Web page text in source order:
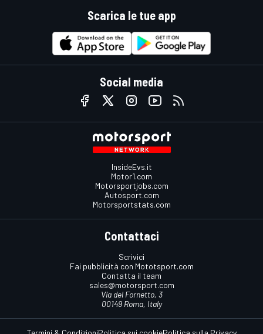
Scarica le tue app
Social media
InsideEvs.it
Motor1.com
Motorsportjobs.com
Autosport.com
Motorsportstats.com
Contattaci
Scrivici
Fai pubblicità con Mototsport.com
Contatta il team
sales@motorsport.com
Via del Fornetto, 3
00149 Roma, Italy